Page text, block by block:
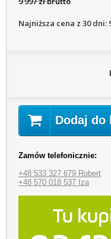
Najniższa cena z 30 dni:
Dodaj do
Zamów telefonicznie:
+48 533 327 679 Robert
+48 570 018 537 Iza